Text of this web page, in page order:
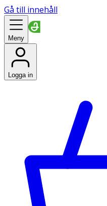
Gå till innehåll
Meny
Logga in